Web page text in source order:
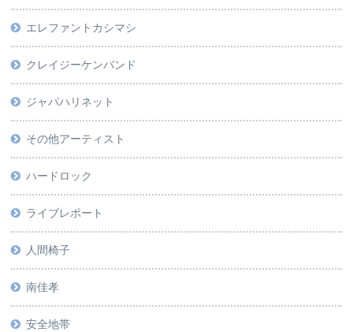
エレファントカシマシ
クレイジーケンバンド
ジャパハリネット
その他アーティスト
ハードロック
ライブレポート
人間椅子
南佳孝
安全地帯